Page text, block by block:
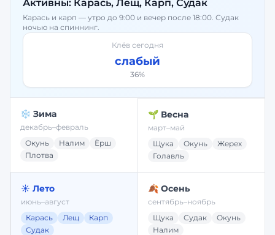
Активны: Карась, Лещ, Карп, Судак
Карась и карп — утро до 9:00 и вечер после 18:00. Судак
ночью на спиннинг.
Клёв сегодня
слабый
36%
❄️ Зима
декабрь–февраль
Окунь
Налим
Ёрш
Плотва
🌱 Весна
март–май
Щука
Окунь
Жерех
Голавль
☀️ Лето
июнь–август
Карась
Лещ
Карп
Судак
🍂 Осень
сентябрь–ноябрь
Щука
Судак
Окунь
Налим